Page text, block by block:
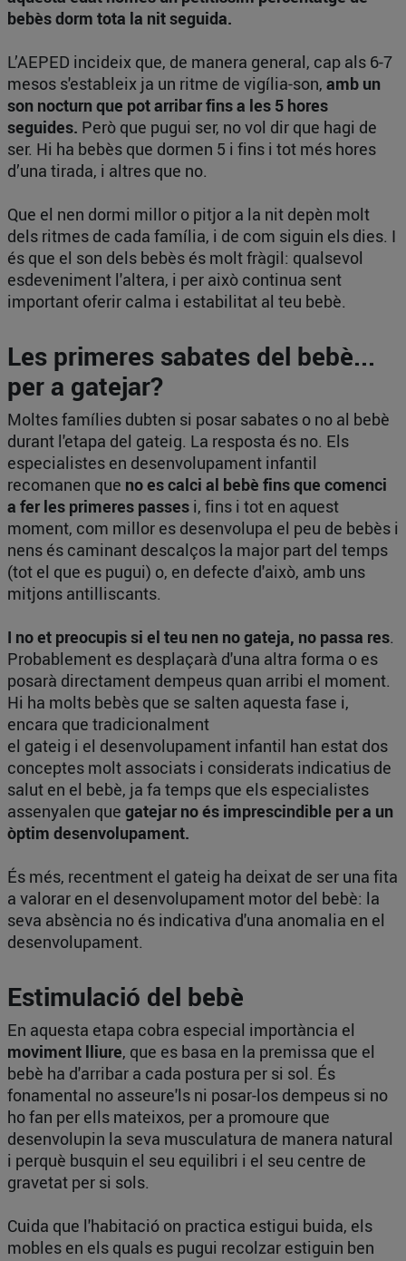
bebès dorm tota la nit seguida.
L’AEPED incideix que, de manera general, cap als 6-7
mesos s'estableix ja un ritme de vigília-son, amb un
son nocturn que pot arribar fins a les 5 hores
seguides. Però que pugui ser, no vol dir que hagi de
ser. Hi ha bebès que dormen 5 i fins i tot més hores
d’una tirada, i altres que no.
Que el nen dormi millor o pitjor a la nit depèn molt
dels ritmes de cada família, i de com siguin els dies. I
és que el son dels bebès és molt fràgil: qualsevol
esdeveniment l'altera, i per això continua sent
important oferir calma i estabilitat al teu bebè.
Les primeres sabates del bebè...
per a gatejar?
Moltes famílies dubten si posar sabates o no al bebè
durant l'etapa del gateig. La resposta és no. Els
especialistes en desenvolupament infantil
recomanen que no es calci al bebè fins que comenci
a fer les primeres passes i, fins i tot en aquest
moment, com millor es desenvolupa el peu de bebès i
nens és caminant descalços la major part del temps
(tot el que es pugui) o, en defecte d'això, amb uns
mitjons antilliscants.
I no et preocupis si el teu nen no gateja, no passa res.
Probablement es desplaçarà d'una altra forma o es
posarà directament dempeus quan arribi el moment.
Hi ha molts bebès que se salten aquesta fase i,
encara que tradicionalment
el gateig i el desenvolupament infantil han estat dos
conceptes molt associats i considerats indicatius de
salut en el bebè, ja fa temps que els especialistes
assenyalen que gatejar no és imprescindible per a un
òptim desenvolupament.
És més, recentment el gateig ha deixat de ser una fita
a valorar en el desenvolupament motor del bebè: la
seva absència no és indicativa d'una anomalia en el
desenvolupament.
Estimulació del bebè
En aquesta etapa cobra especial importància el
moviment lliure, que es basa en la premissa que el
bebè ha d'arribar a cada postura per si sol. És
fonamental no asseure'ls ni posar-los dempeus si no
ho fan per ells mateixos, per a promoure que
desenvolupin la seva musculatura de manera natural
i perquè busquin el seu equilibri i el seu centre de
gravetat per si sols.
Cuida que l'habitació on practica estigui buida, els
mobles en els quals es pugui recolzar estiguin ben